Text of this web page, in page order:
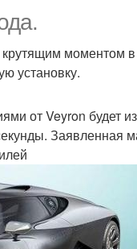
моментом
установку.
от Veyron будет
Заявленная